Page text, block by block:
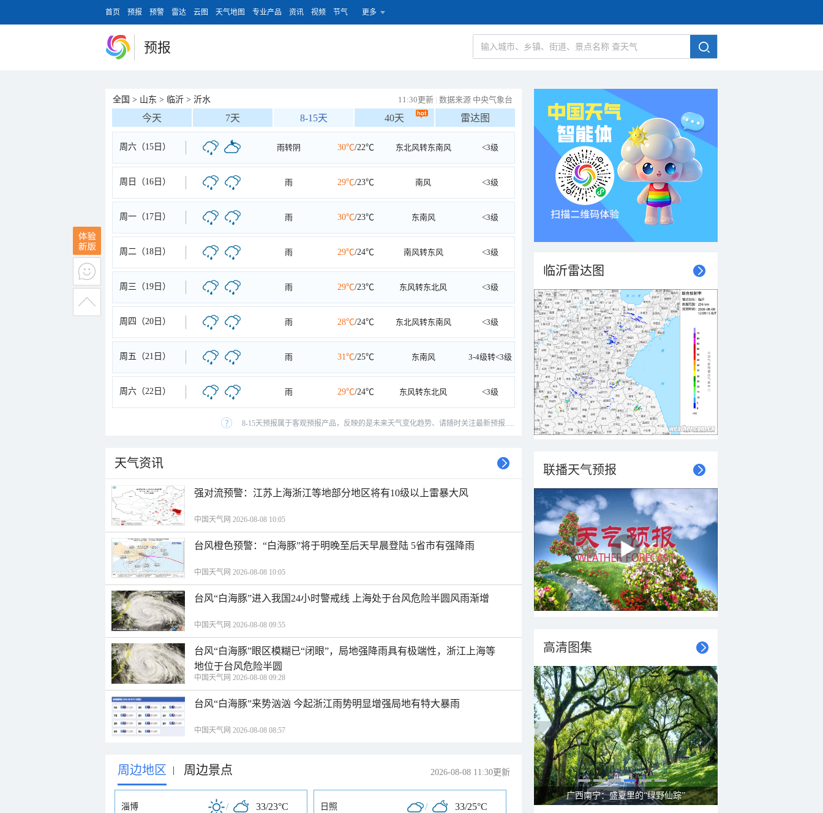
首页 预报 预警 雷达 云图 天气地图 专业产品 资讯 视频 节气 更多
预报
全国 > 山东 > 临沂 > 沂水 11:30更新 | 数据来源 中央气象台
今天 7天 8-15天 40天 雷达图
周六（15日） 雨转阴 30℃/22℃ 东北风转东南风 <3级
周日（16日） 雨 29℃/23℃ 南风 <3级
周一（17日） 雨 30℃/23℃ 东南风 <3级
周二（18日） 雨 29℃/24℃ 南风转东风 <3级
周三（19日） 雨 29℃/23℃ 东风转东北风 <3级
周四（20日） 雨 28℃/24℃ 东北风转东南风 <3级
周五（21日） 雨 31℃/25℃ 东南风 3-4级转<3级
周六（22日） 雨 29℃/24℃ 东风转东北风 <3级
8-15天预报属于客观预报产品，反映的是未来天气变化趋势、请随时关注最新预报.....
天气资讯
强对流预警：江苏上海浙江等地部分地区将有10级以上雷暴大风
中国天气网 2026-08-08 10:05
台风橙色预警：“白海豚”将于明晚至后天早晨登陆 5省市有强降雨
中国天气网 2026-08-08 10:05
台风“白海豚”进入我国24小时警戒线 上海处于台风危险半圆风雨渐增
中国天气网 2026-08-08 09:55
台风“白海豚”眼区模糊已“闭眼”，局地强降雨具有极端性，浙江上海等
地位于台风危险半圆
中国天气网 2026-08-08 09:28
台风“白海豚”来势汹汹 今起浙江雨势明显增强局地有特大暴雨
中国天气网 2026-08-08 08:57
周边地区 | 周边景点 2026-08-08 11:30更新
淄博 / 33/23°C 日照 / 33/25°C
临沂雷达图
联播天气预报
高清图集
呼伦贝尔草原 藏着最治愈的蓝天白云